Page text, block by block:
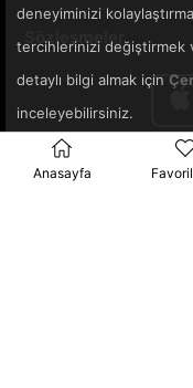
Sözleşmeler
deneyiminizi
tercihlerinizi değiştirmek
detaylı bilgi almak için
inceleyebilirsiniz.
Anasayfa